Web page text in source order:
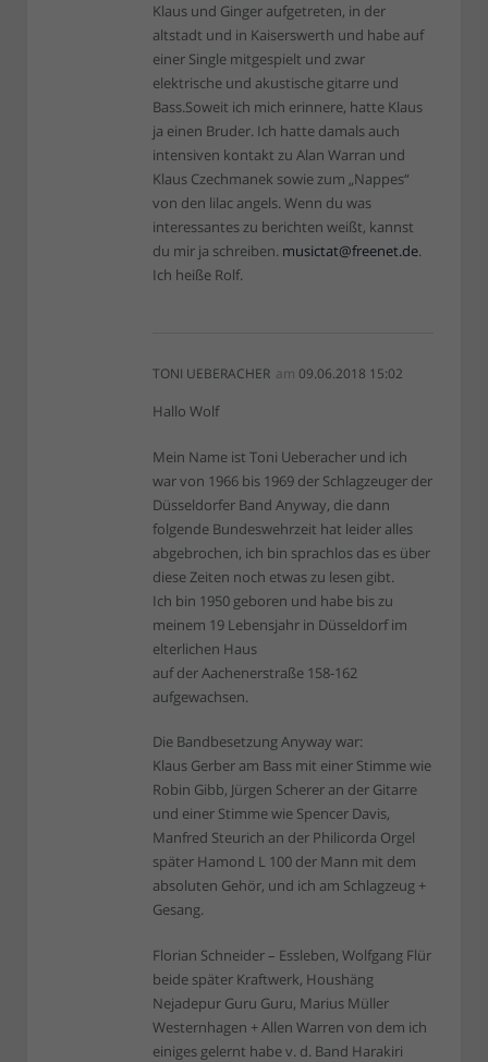
Klaus und Ginger aufgetreten, in der
altstadt und in Kaiserswerth und habe auf
einer Single mitgespielt und zwar
elektrische und akustische gitarre und
Bass.Soweit ich mich erinnere, hatte Klaus
ja einen Bruder. Ich hatte damals auch
intensiven kontakt zu Alan Warran und
Klaus Czechmanek sowie zum „Nappes“
von den lilac angels. Wenn du was
interessantes zu berichten weißt, kannst
du mir ja schreiben. musictat@freenet.de.
Ich heiße Rolf.
TONI UEBERACHER am 09.06.2018 15:02
Hallo Wolf
Mein Name ist Toni Ueberacher und ich
war von 1966 bis 1969 der Schlagzeuger der
Düsseldorfer Band Anyway, die dann
folgende Bundeswehrzeit hat leider alles
abgebrochen, ich bin sprachlos das es über
diese Zeiten noch etwas zu lesen gibt.
Ich bin 1950 geboren und habe bis zu
meinem 19 Lebensjahr in Düsseldorf im
elterlichen Haus
auf der Aachenerstraße 158-162
aufgewachsen.
Die Bandbesetzung Anyway war:
Klaus Gerber am Bass mit einer Stimme wie
Robin Gibb, Jürgen Scherer an der Gitarre
und einer Stimme wie Spencer Davis,
Manfred Steurich an der Philicorda Orgel
später Hamond L 100 der Mann mit dem
absoluten Gehör, und ich am Schlagzeug +
Gesang.
Florian Schneider – Essleben, Wolfgang Flür
beide später Kraftwerk, Houshäng
Nejadepur Guru Guru, Marius Müller
Westernhagen + Allen Warren von dem ich
einiges gelernt habe v. d. Band Harakiri